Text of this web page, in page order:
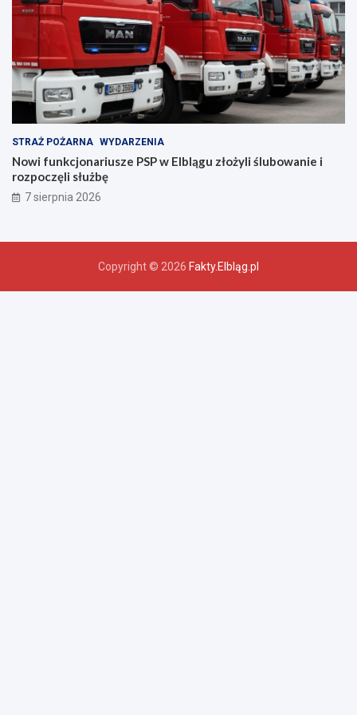
t
w
STRAŻ POŻARNA WYDARZENIA
Nowi funkcjonariusze PSP w Elblągu złożyli ślubowanie i
rozpoczęli służbę
7 sierpnia 2026
Copyright © 2026 Fakty.Elbląg.pl